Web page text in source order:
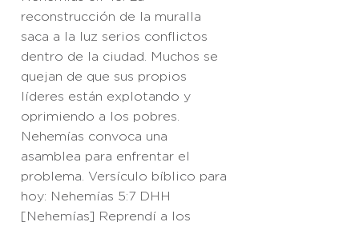
reconstrucción de la muralla
saca a la luz serios conflictos
dentro de la ciudad. Muchos se
quejan de que sus propios
líderes están explotando y
oprimiendo a los pobres.
Nehemías convoca una
asamblea para enfrentar el
problema. Versículo bíblico para
hoy: Nehemías 5:7 DHH
[Nehemías] Reprendí a los